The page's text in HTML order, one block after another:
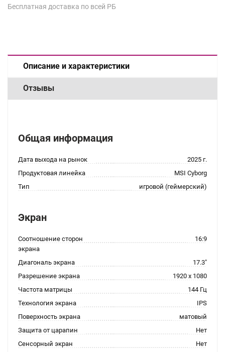
Бесплатная доставка по всей РБ
Описание и характеристики
Отзывы
Общая информация
Дата выхода на рынок
2025 г.
Продуктовая линейка
MSI Cyborg
Тип
игровой (геймерский)
Экран
Соотношение сторон
экрана
16:9
Диагональ экрана
17.3"
Разрешение экрана
1920 x 1080
Частота матрицы
144 Гц
Технология экрана
IPS
Поверхность экрана
матовый
Защита от царапин
Нет
Сенсорный экран
Нет